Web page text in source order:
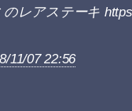
レアステーキ
11/07 22:56